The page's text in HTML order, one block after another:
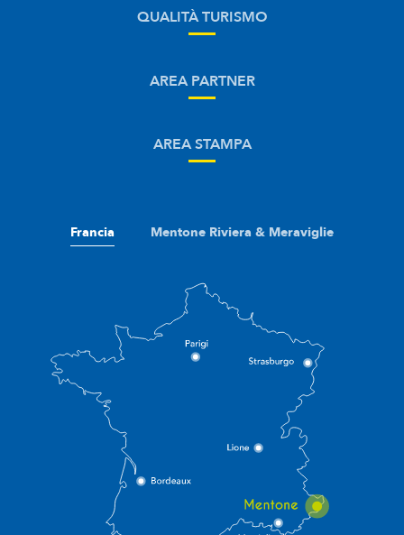
QUALITÀ TURISMO
AREA PARTNER
AREA STAMPA
Francia Mentone Riviera & Meraviglie